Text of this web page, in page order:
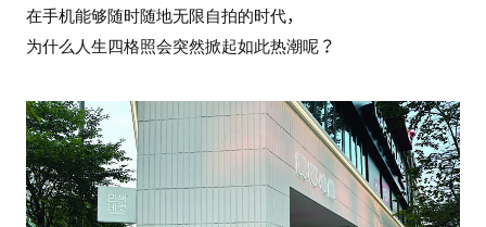
在手机能够随时随地无限自拍的时代，
为什么人生四格照会突然掀起如此热潮呢？